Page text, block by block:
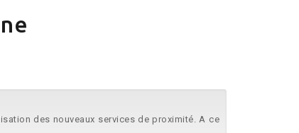
des nouveaux services de proximité. A ce